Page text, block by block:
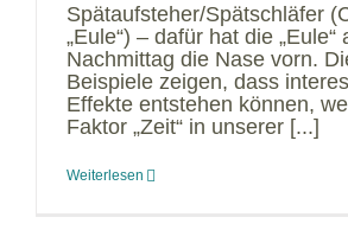
Spätaufsteher/Spätschläfer
„Eule“) – dafür hat die „Eule“
Nachmittag die Nase vorn.
Beispiele zeigen, dass
Effekte entstehen können,
Faktor „Zeit“ in unserer [...]
Weiterlesen